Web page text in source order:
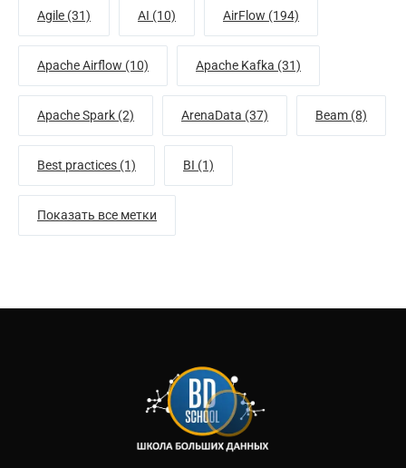
Agile (31) AI (10) AirFlow (194)
Apache Airflow (10) Apache Kafka (31)
Apache Spark (2) ArenaData (37) Beam (8)
Best practices (1) BI (1)
Показать все метки